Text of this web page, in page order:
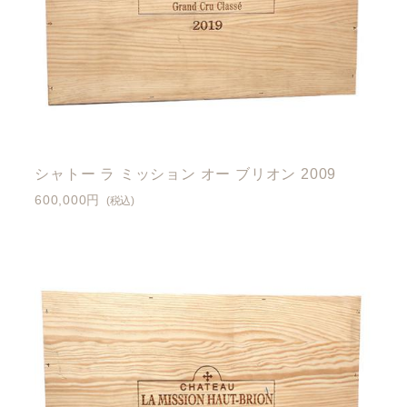
シャトー ラ ミッション オー ブリオン 2009
600,000円 (税込)